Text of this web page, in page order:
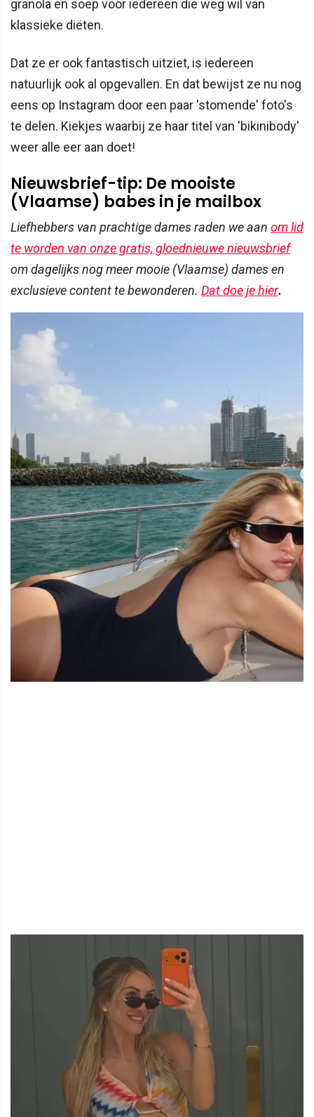
granola en soep voor iedereen die weg wil van
klassieke diëten.
Dat ze er ook fantastisch uitziet, is iedereen
natuurlijk ook al opgevallen. En dat bewijst ze nu nog
eens op Instagram door een paar 'stomende' foto's
te delen. Kiekjes waarbij ze haar titel van 'bikinibody'
weer alle eer aan doet!
Nieuwsbrief-tip: De mooiste
(Vlaamse) babes in je mailbox
Liefhebbers van prachtige dames raden we aan om lid
te worden van onze gratis, gloednieuwe nieuwsbrief
om dagelijks nog meer mooie (Vlaamse) dames en
exclusieve content te bewonderen. Dat doe je hier.